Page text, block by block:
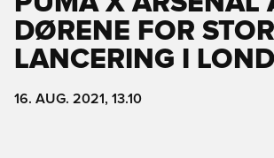
DØRENE FOR STOR
LANCERING I
16. AUG. 2021, 13.10